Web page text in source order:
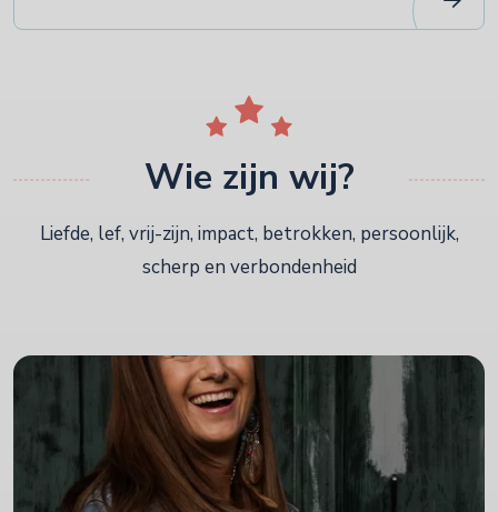
Wie zijn wij?
Liefde, lef, vrij-zijn, impact, betrokken, persoonlijk,
scherp en verbondenheid